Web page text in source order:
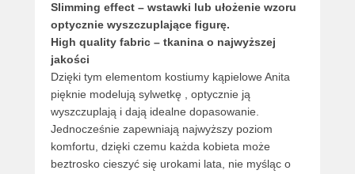
Slimming effect – wstawki lub ułożenie wzoru
optycznie wyszczuplające figurę.
High quality fabric – tkanina o najwyższej
jakości
Dzięki tym elementom kostiumy kąpielowe Anita
pięknie modelują sylwetkę , optycznie ją
wyszczuplają i dają idealne dopasowanie.
Jednocześnie zapewniają najwyższy poziom
komfortu, dzięki czemu każda kobieta może
beztrosko cieszyć się urokami lata, nie myśląc o